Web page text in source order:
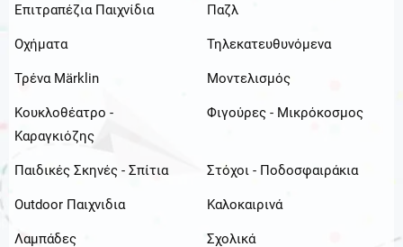
Επιτραπέζια Παιχνίδια Παζλ
Οχήματα Τηλεκατευθυνόμενα
Τρένα Märklin Μοντελισμός
Κουκλοθέατρο -
Καραγκιόζης
Φιγούρες - Μικρόκοσμος
Παιδικές Σκηνές - Σπίτια Στόχοι - Ποδοσφαιράκια
Outdoor Παιχνιδια Καλοκαιρινά
Λαμπάδες Σχολικά